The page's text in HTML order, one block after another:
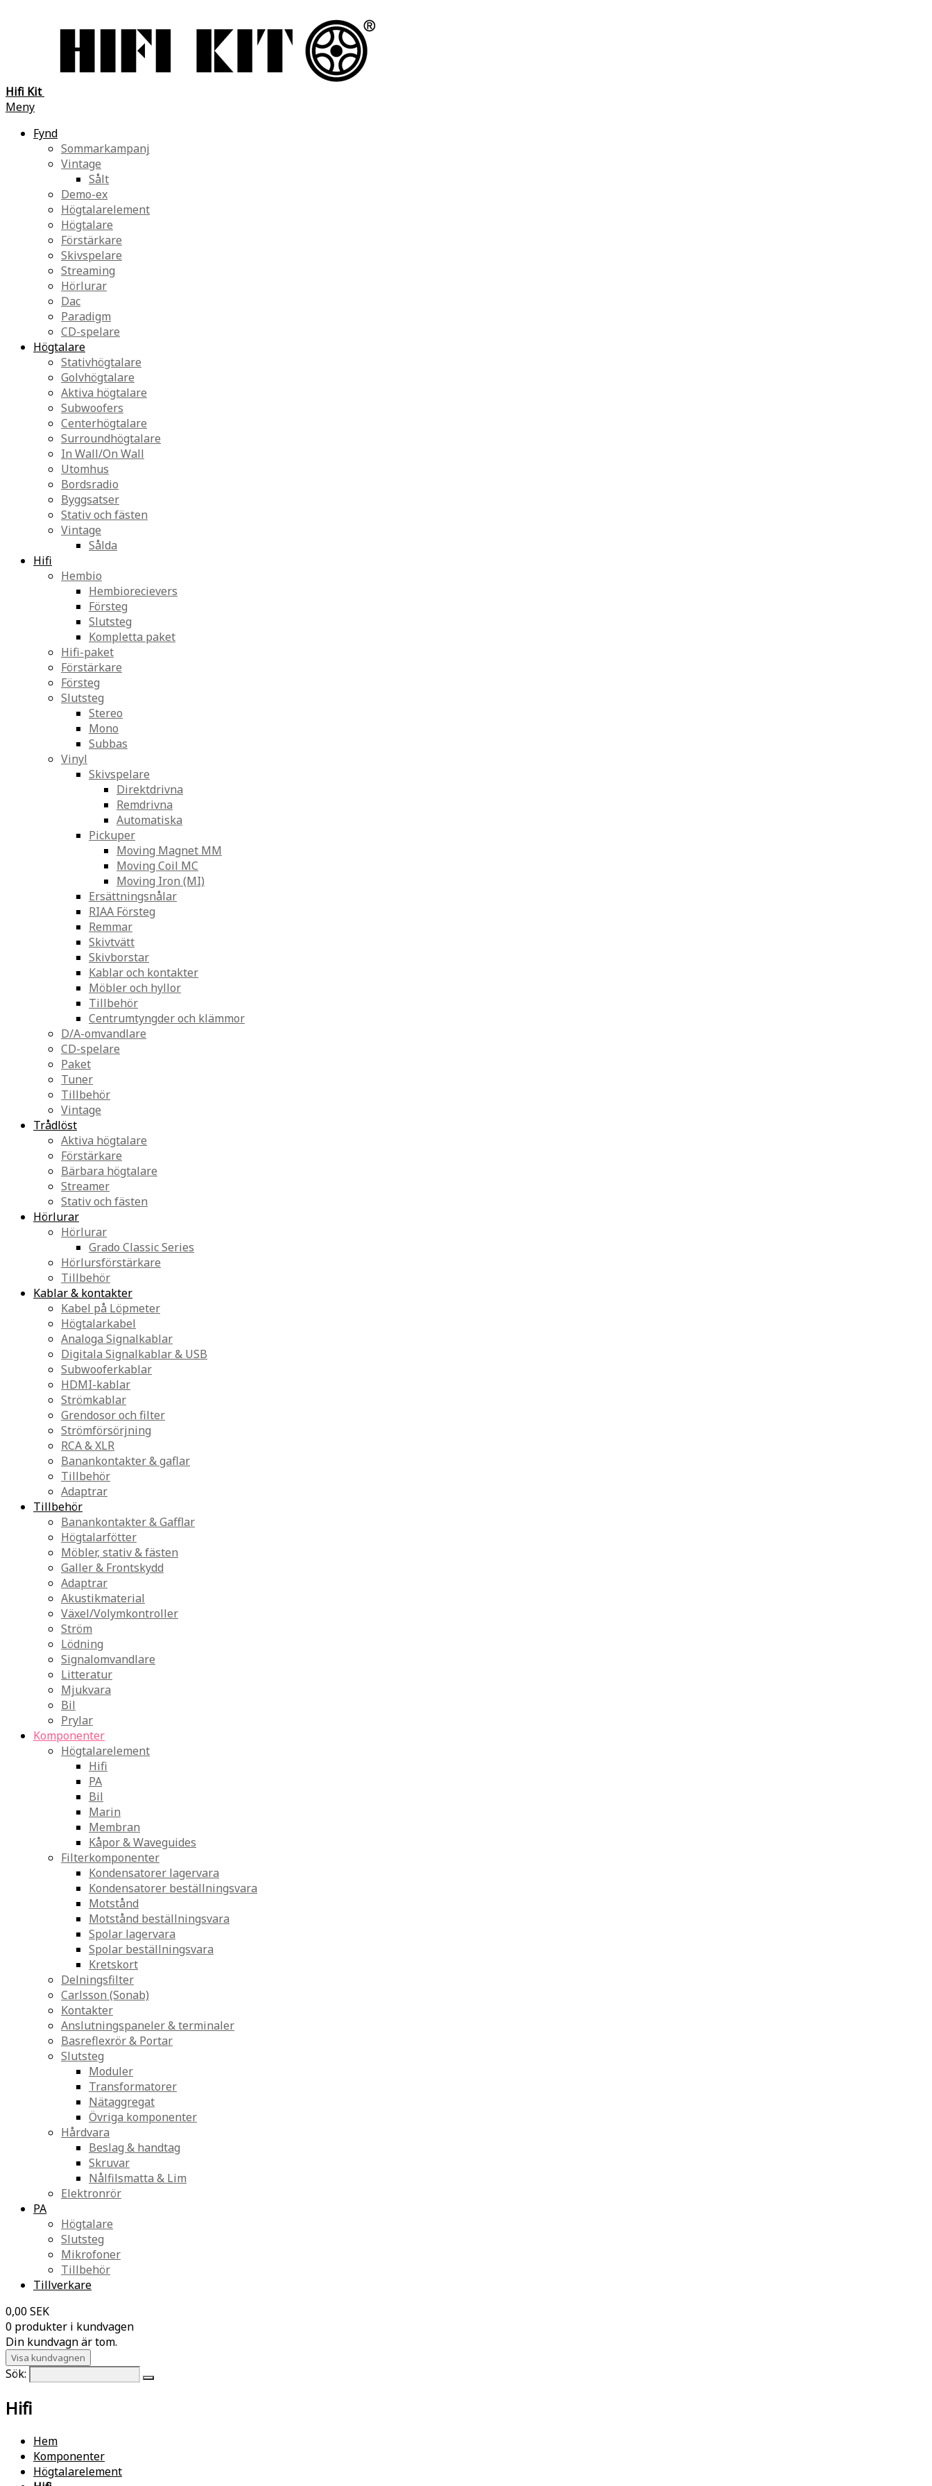
Hifi Kit
Meny
Fynd
Sommarkampanj
Vintage
Sålt
Demo-ex
Högtalarelement
Högtalare
Förstärkare
Skivspelare
Streaming
Hörlurar
Dac
Paradigm
CD-spelare
Högtalare
Stativhögtalare
Golvhögtalare
Aktiva högtalare
Subwoofers
Centerhögtalare
Surroundhögtalare
In Wall/On Wall
Utomhus
Bordsradio
Byggsatser
Stativ och fästen
Vintage
Sålda
Hifi
Hembio
Hembiorecievers
Försteg
Slutsteg
Kompletta paket
Hifi-paket
Förstärkare
Försteg
Slutsteg
Stereo
Mono
Subbas
Vinyl
Skivspelare
Direktdrivna
Remdrivna
Automatiska
Pickuper
Moving Magnet MM
Moving Coil MC
Moving Iron (MI)
Ersättningsnålar
RIAA Försteg
Remmar
Skivtvätt
Skivborstar
Kablar och kontakter
Möbler och hyllor
Tillbehör
Centrumtyngder och klämmor
D/A-omvandlare
CD-spelare
Paket
Tuner
Tillbehör
Vintage
Trådlöst
Aktiva högtalare
Förstärkare
Bärbara högtalare
Streamer
Stativ och fästen
Hörlurar
Hörlurar
Grado Classic Series
Hörlursförstärkare
Tillbehör
Kablar & kontakter
Kabel på Löpmeter
Högtalarkabel
Analoga Signalkablar
Digitala Signalkablar & USB
Subwooferkablar
HDMI-kablar
Strömkablar
Grendosor och filter
Strömförsörjning
RCA & XLR
Banankontakter & gaflar
Tillbehör
Adaptrar
Tillbehör
Banankontakter & Gafflar
Högtalarfötter
Möbler, stativ & fästen
Galler & Frontskydd
Adaptrar
Akustikmaterial
Växel/Volymkontroller
Ström
Lödning
Signalomvandlare
Litteratur
Mjukvara
Bil
Prylar
Komponenter
Högtalarelement
Hifi
PA
Bil
Marin
Membran
Kåpor & Waveguides
Filterkomponenter
Kondensatorer lagervara
Kondensatorer beställningsvara
Motstånd
Motstånd beställningsvara
Spolar lagervara
Spolar beställningsvara
Kretskort
Delningsfilter
Carlsson (Sonab)
Kontakter
Anslutningspaneler & terminaler
Basreflexrör & Portar
Slutsteg
Moduler
Transformatorer
Nätaggregat
Övriga komponenter
Hårdvara
Beslag & handtag
Skruvar
Nålfilsmatta & Lim
Elektronrör
PA
Högtalare
Slutsteg
Mikrofoner
Tillbehör
Tillverkare
0,00 SEK
0 produkter i kundvagen
Din kundvagn är tom.
Visa kundvagnen
Sök:
Hifi
Hem
Komponenter
Högtalarelement